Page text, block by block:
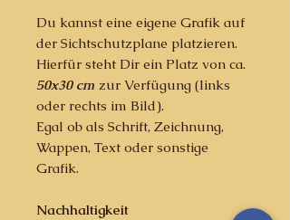
Du kannst eine eigene Grafik auf
der Sichtschutzplane platzieren.
Hierfür steht Dir ein Platz von ca.
50x30 cm zur Verfügung (links
oder rechts im Bild).
Egal ob als Schrift, Zeichnung,
Wappen, Text oder sonstige
Grafik.
Nachhaltigkeit